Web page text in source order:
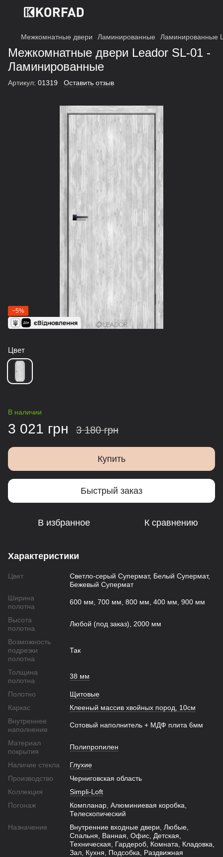
Межкомнатные двери Ламинированные Ламинированные
Межкомнатные двери Leador SL-01 -
Ламинированные
Артикул: 01319 Оставить отзыв
−5%
Цвет
В наличии
3 021 грн 3 180 грн
Купить
Быстрый заказ
В избранное К сравнению
Характеристики
Цвет
Светло-серый Супермат, Белый Супермат,
Бежевый Супермат
Ширина
полотна
600 мм, 700 мм, 800 мм, 400 мм, 900 мм
Высота
полотна
Любой (под заказ), 2000 мм
Возможность
подрезки
полотна
Так
Толщина
полотна
38 мм
Полотно
Щитовые
Каркас
Клееный массив хвойных пород, 10см
Внутреннее
наполнение
Сотовый наполнитель + МДФ плита 6мм
Материал
покрытия
Полипропилен
Наличие стекла
Глухие
Производство
Черниговская область
Коллекция
Simpli-Loft
Погонаж
Компланар, Алюминиевая коробка,
Телескопический
Назначение
Внутренние входные двери, Любые,
Спальня, Ванная, Офис, Детская,
Техническая, Гардероб, Комната, Кладовка,
Зал, Кухня, Подсобка, Раздвижная